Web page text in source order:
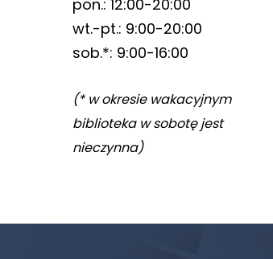
pon.: 12:00-20:00
wt.-pt.: 9:00-20:00
sob.*: 9:00-16:00
(* w okresie wakacyjnym
biblioteka w sobotę jest
nieczynna)